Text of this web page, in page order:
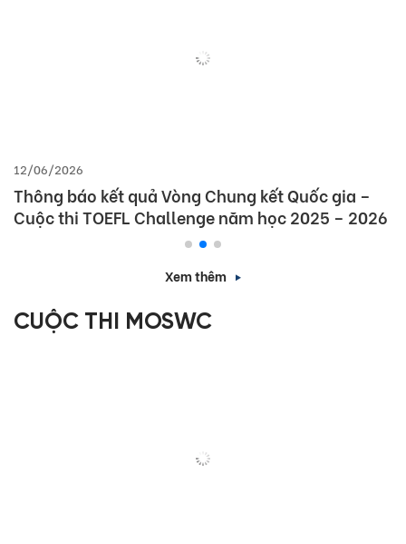
12/06/2026
Thông báo kết quả Vòng Chung kết Quốc gia –
Cuộc thi TOEFL Challenge năm học 2025 – 2026
Xem thêm
CUỘC THI MOSWC